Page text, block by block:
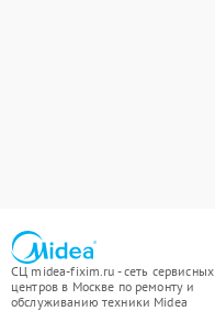
СЦ midea-fixim.ru - сеть сервисных
центров в Москве по ремонту и
обслуживанию техники Midea